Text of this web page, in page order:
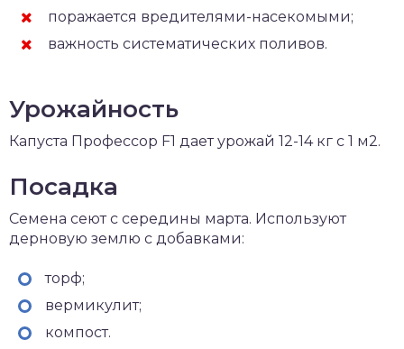
поражается вредителями-насекомыми;
важность систематических поливов.
Урожайность
Капуста Профессор F1 дает урожай 12-14 кг с 1 м2.
Посадка
Семена сеют с середины марта. Используют
дерновую землю с добавками:
торф;
вермикулит;
компост.